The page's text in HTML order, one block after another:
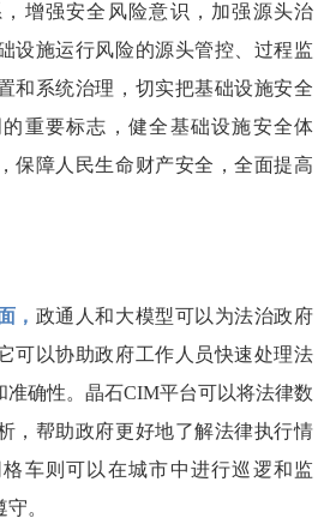
增强安全风险意识，加强源头治
设施运行风险的源头管控、过程监
和系统治理，切实把基础设施安全
重要标志，健全基础设施安全体
保障人民生命财产安全，全面提高
， 政通人和大模型可以为法治政府
可以协助政府工作人员快速处理法
准确性。晶石CIM平台可以将法律数
，帮助政府更好地了解法律执行情
车则可以在城市中进行巡逻和监
。